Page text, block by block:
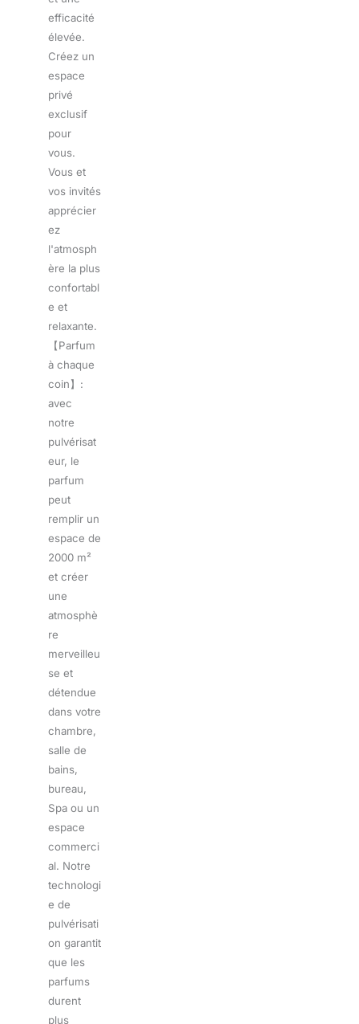
efficacité
élevée.
Créez un
espace
privé
exclusif
pour
vous.
Vous et
vos invités
apprécier
ez
l'atmosph
ère la plus
confortabl
e et
relaxante.
【Parfum
à chaque
coin】:
avec
notre
pulvérisat
eur, le
parfum
peut
remplir un
espace de
2000 m²
et créer
une
atmosphè
re
merveilleu
se et
détendue
dans votre
chambre,
salle de
bains,
bureau,
Spa ou un
espace
commerci
al. Notre
technologi
e de
pulvérisati
on garantit
que les
parfums
durent
plus